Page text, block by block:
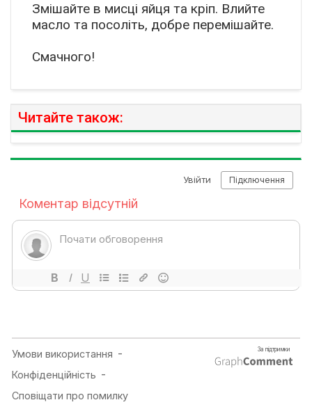
Змішайте в мисці яйця та кріп. Влийте
масло та посоліть, добре перемішайте.
Смачного!
Читайте також: